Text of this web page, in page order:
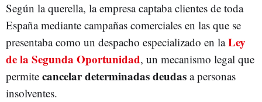
Según la querella, la empresa captaba clientes de toda
España mediante campañas comerciales en las que se
presentaba como un despacho especializado en laLey
de la Segunda Oportunidad, un mecanismo legal que
permite cancelar determinadas deudas a personas
insolventes.